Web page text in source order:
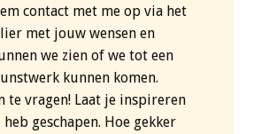
contact met me op via het
met jouw wensen en
we zien of we tot een
kunnen komen.
te vragen! Laat je inspireren
geschapen. Hoe gekker